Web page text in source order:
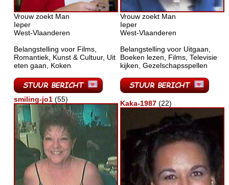
Vrouw zoekt Man
Ieper
West-Vlaanderen
Belangstelling voor Films,
Romantiek, Kunst & Cultuur, Uit
eten gaan, Koken
Vrouw zoekt Man
Ieper
West-Vlaanderen
Belangstelling voor Uitgaan,
Boeken lezen, Films, Televisie
kijken, Gezelschapsspellen
smiling-jo1 (55) Kaka-1987 (22)